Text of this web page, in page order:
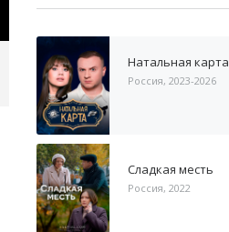
Натальная карта
Россия, 2023-2026
Сладкая месть
Россия, 2022